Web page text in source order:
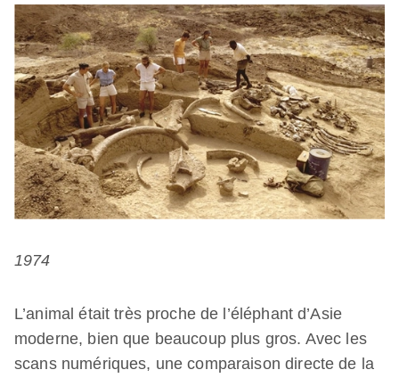
1974
L’animal était très proche de l’éléphant d’Asie
moderne, bien que beaucoup plus gros. Avec les
scans numériques, une comparaison directe de la